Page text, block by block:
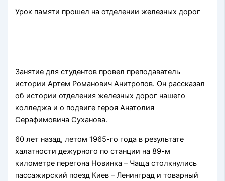
Урок памяти прошел на отделении железных дорог
Занятие для студентов провел преподаватель
истории Артем Романович Анитропов. Он рассказал
об истории отделения железных дорог нашего
колледжа и о подвиге героя Анатолия
Серафимовича Суханова.
60 лет назад, летом 1965-го года в результате
халатности дежурного по станции на 89-м
километре перегона Новинка – Чаща столкнулись
пассажирский поезд Киев – Ленинград и товарный